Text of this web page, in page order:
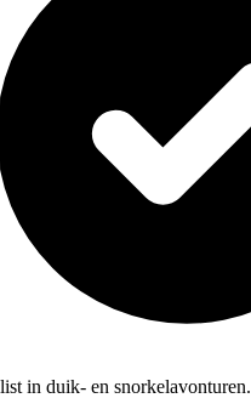
in duik- en snorkelavonturen.